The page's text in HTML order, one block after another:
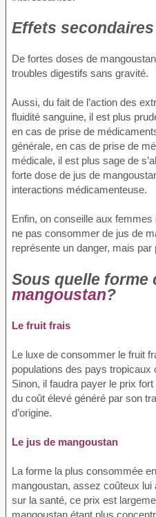
Effets
De fortes doses de
troubles digestifs sans gravité.
Aussi, du fait de l’action des
fluidité sanguine, il est plus
en cas de prise de
générale, en cas de prise de
médicale, il est plus sage de
forte dose de jus de
interactions médicamenteuse.
Enfin, on conseille aux femmes
ne pas consommer de jus de
représente un danger, mais par
Sous quelle forme
mangoustan?
Le fruit frais
Le luxe de consommer le fruit
populations des pays tropicaux
Sinon, il faudra payer le prix
du coût élevé généré par son
d’origine.
Le jus de mangoustan
La forme la plus consommée
mangoustan, assez coûteux
sur la santé, ce prix est
mangoustan étant plus